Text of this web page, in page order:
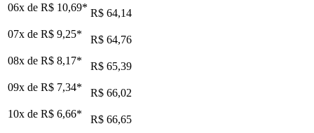
06x de R$ 10,69* R$ 64,14
07x de R$ 9,25*
R$ 64,76
08x de R$ 8,17*
R$ 65,39
09x de R$ 7,34*
R$ 66,02
10x de R$ 6,66*
R$ 66,65